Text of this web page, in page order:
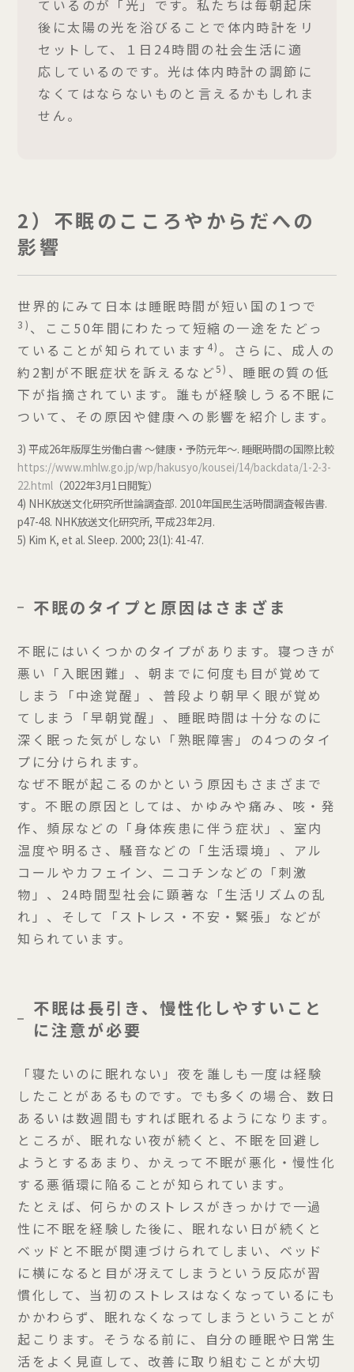
ているのが「光」です。私たちは毎朝起床
後に太陽の光を浴びることで体内時計をリ
セットして、１日24時間の社会生活に適
応しているのです。光は体内時計の調節に
なくてはならないものと言えるかもしれま
せん。
2）不眠のこころやからだへの
影響
世界的にみて⽇本は睡眠時間が短い国の1つで
3) 、ここ50年間にわたって短縮の一途をたどっ
ていることが知られています 4) 。さらに、成人の
約2割が不眠症状を訴えるなど5) 、睡眠の質の低
下が指摘されています。誰もが経験しうる不眠に
ついて、その原因や健康への影響を紹介します。
3) 平成26年版厚生労働白書 ～健康・予防元年～. 睡眠時間の国際比較
https://www.mhlw.go.jp/wp/hakusyo/kousei/14/backdata/1-2-3-
22.html （2022年3月1日閲覧）
4) NHK放送文化研究所世論調査部. 2010年国民生活時間調査報告書.
p47-48. NHK放送文化研究所, 平成23年2月.
5) Kim K, et al. Sleep. 2000; 23(1): 41-47.
不眠のタイプと原因はさまざま
不眠にはいくつかのタイプがあります。寝つきが
悪い「入眠困難」、朝までに何度も目が覚めて
しまう「中途覚醒」、普段より朝早く眼が覚め
てしまう「早朝覚醒」、睡眠時間は十分なのに
深く眠った気がしない「熟眠障害」の4つのタイ
プに分けられます。
なぜ不眠が起こるのかという原因もさまざまで
す。不眠の原因としては、かゆみや痛み、咳・発
作、頻尿などの「身体疾患に伴う症状」、室内
温度や明るさ、騒音などの「生活環境」、アル
コールやカフェイン、ニコチンなどの「刺激
物」、24時間型社会に顕著な「生活リズムの乱
れ」、そして「ストレス・不安・緊張」などが
知られています。
不眠は長引き、慢性化しやすいこと
に注意が必要
「寝たいのに眠れない」夜を誰しも一度は経験
したことがあるものです。でも多くの場合、数日
あるいは数週間もすれば眠れるようになります。
ところが、眠れない夜が続くと、不眠を回避し
ようとするあまり、かえって不眠が悪化・慢性化
する悪循環に陥ることが知られています。
たとえば、何らかのストレスがきっかけで一過
性に不眠を経験した後に、眠れない日が続くと
ベッドと不眠が関連づけられてしまい、ベッド
に横になると目が冴えてしまうという反応が習
慣化して、当初のストレスはなくなっているにも
かかわらず、眠れなくなってしまうということが
起こります。そうなる前に、自分の睡眠や日常生
活をよく見直して、改善に取り組むことが大切